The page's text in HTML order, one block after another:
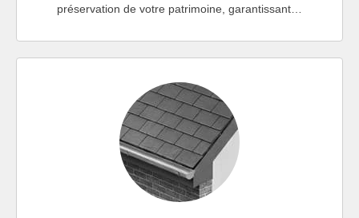
préservation de votre patrimoine, garantissant…